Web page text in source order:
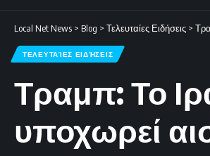
Local Net News > Blog > Τελευταίες Ειδήσεις > Τραμπ: Το
ΤΕΛΕΥΤΑΊΕΣ ΕΙΔΉΣΕΙΣ
Τραμπ: Το
υποχωρεί